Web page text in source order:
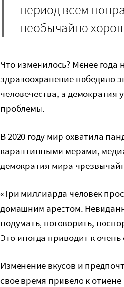
период всем
необычайно
Что изменилось? Менее
здравоохранение победило
человечества, а
проблемы.
В 2020 году мир охватила
карантинными мерами,
демократия мира
«Три миллиарда человек
домашним арестом.
подумать, поговорить,
Это иногда приводит к очень
Изменение вкусов и
свое время привело к